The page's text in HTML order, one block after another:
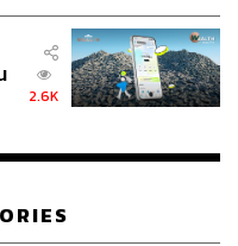
PHOTOGRAPHER
งแจ่ม
2.6K